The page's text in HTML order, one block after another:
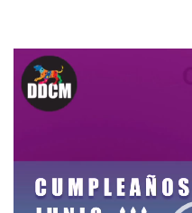
Video
Player